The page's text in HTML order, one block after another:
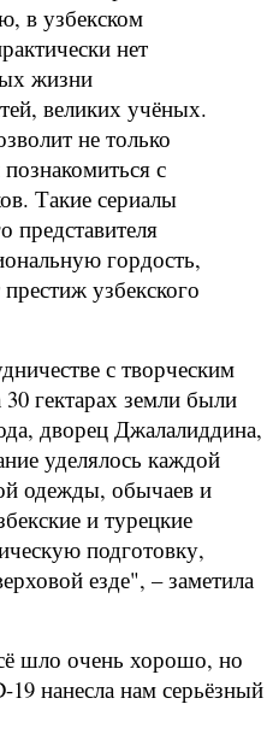
в узбекском
нет
жизни
великих учёных.
не только
с
Такие сериалы
гордость,
узбекского
с творческим
гектарах земли были
дворец Джалалиддина,
уделялось каждой
одежды, обычаев и
и турецкие
подготовку,
езде", – заметила
шло очень хорошо, но
нанесла нам серьёзный